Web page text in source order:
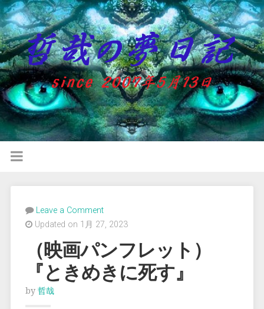
Leave a Comment
Updated on 1月 27, 2023
（映画パンフレット）
『ときめきに死す』
by 哲哉